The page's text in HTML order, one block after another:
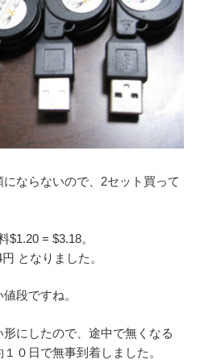
ならないので、2セット買って
$1.20 = $3.18。
となりました。
段ですね。
にしたので、途中で無くなる
０日で無事到着しました。